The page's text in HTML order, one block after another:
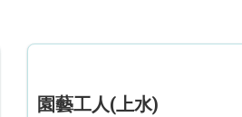
園藝工人(上水)